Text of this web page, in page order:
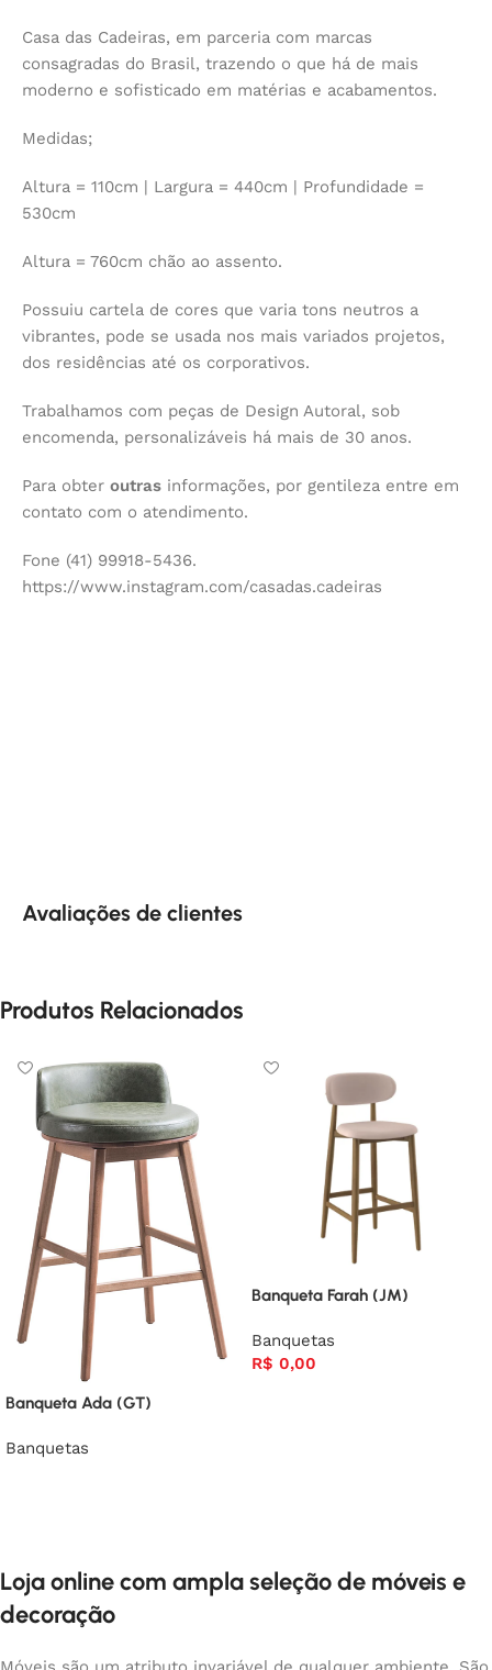
Casa das Cadeiras, em parceria com marcas
consagradas do Brasil, trazendo o que há de mais
moderno e sofisticado em matérias e acabamentos.
Medidas;
Altura = 110cm | Largura = 440cm | Profundidade =
530cm
Altura = 760cm chão ao assento.
Possuiu cartela de cores que varia tons neutros a
vibrantes, pode se usada nos mais variados projetos,
dos residências até os corporativos.
Trabalhamos com peças de Design Autoral, sob
encomenda, personalizáveis há mais de 30 anos.
Para obter outras informações, por gentileza entre em
contato com o atendimento.
Fone (41) 99918-5436.
https://www.instagram.com/casadas.cadeiras
Avaliações de clientes
Produtos Relacionados
Banqueta Ada (GT)
Banquetas
Banqueta Farah (JM)
Banquetas
R$ 0,00
Loja online com ampla seleção de móveis e
decoração